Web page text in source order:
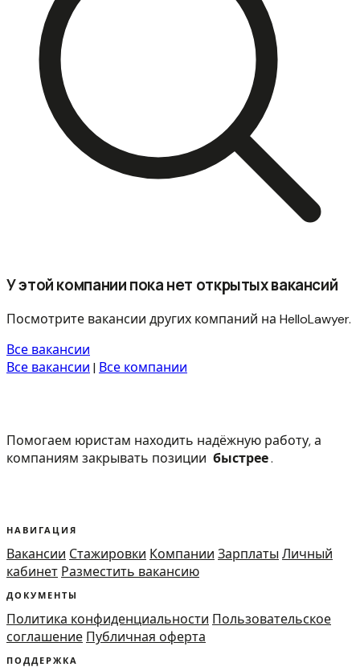
У этой компании пока нет открытых вакансий
Посмотрите вакансии других компаний на HelloLawyer.
Все вакансии
Все вакансии | Все компании
Помогаем юристам находить надёжную работу, а
компаниям закрывать позиции быстрее.
НАВИГАЦИЯ
Вакансии Стажировки Компании Зарплаты Личный
кабинет Разместить вакансию
ДОКУМЕНТЫ
Политика конфиденциальности Пользовательское
соглашение Публичная оферта
ПОДДЕРЖКА